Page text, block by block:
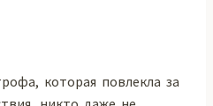
которая повлекла за